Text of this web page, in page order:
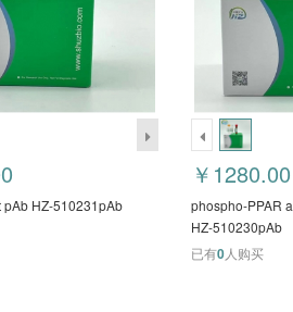
pAb HZ-510231pAb
￥1280.00
phospho-PPAR
HZ-510230pAb
已有0人购买